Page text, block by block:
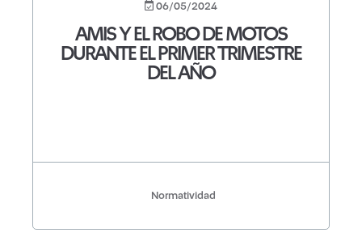
06/05/2024
AMIS Y EL ROBO DE MOTOS
DURANTE EL PRIMER TRIMESTRE
DEL AÑO
Normatividad